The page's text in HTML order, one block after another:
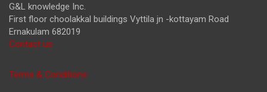
G&L knowledge Inc.
First floor choolakkal buildings Vyttila jn -kottayam Road
Ernakulam 682019
Contact us
Terms & Conditions